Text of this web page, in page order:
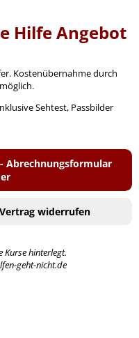
Hilfe Angebot
Kostenübernahme durch
Sehtest, Passbilder
Abrechnungsformular
widerrufen
Kurse hinterlegt.
geht-nicht.de